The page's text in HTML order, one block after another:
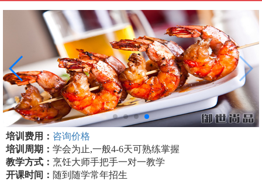
培训费用： 咨询价格
培训周期： 学会为止,一般4-6天可熟练掌握
教学方式： 烹饪大师手把手一对一教学
开课时间： 随到随学常年招生